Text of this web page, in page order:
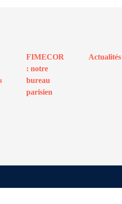
FIMECOR
: notre
bureau
parisien
Actualités